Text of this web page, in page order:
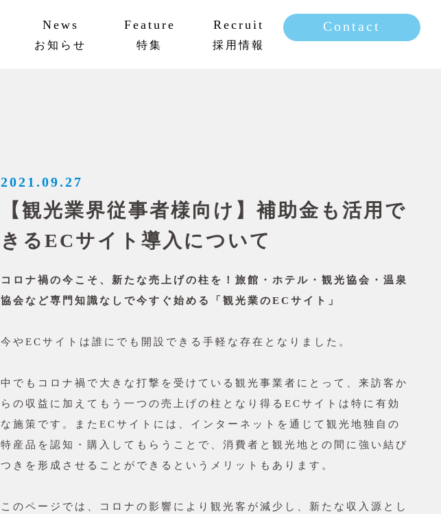
News
お知らせ
Feature
特集
Recruit
採用情報
Contact
2021.09.27
【観光業界従事者様向け】補助金も活用で
きるECサイト導入について
コロナ禍の今こそ、新たな売上げの柱を！旅館・ホテル・観光協会・温泉
協会など専門知識なしで今すぐ始める「観光業のECサイト」
今やECサイトは誰にでも開設できる手軽な存在となりました。
中でもコロナ禍で大きな打撃を受けている観光事業者にとって、来訪客か
らの収益に加えてもう一つの売上げの柱となり得るECサイトは特に有効
な施策です。またECサイトには、インターネットを通じて観光地独自の
特産品を認知・購入してもらうことで、消費者と観光地との間に強い結び
つきを形成させることができるというメリットもあります。
このページでは、コロナの影響により観光客が減少し、新たな収入源とし